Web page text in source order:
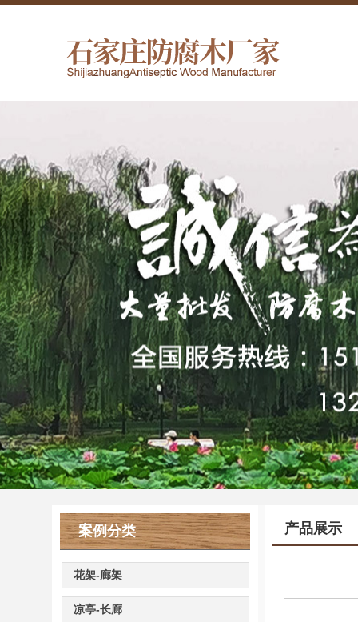
案例分类
花架-廊架
凉亭-长廊
产品展示